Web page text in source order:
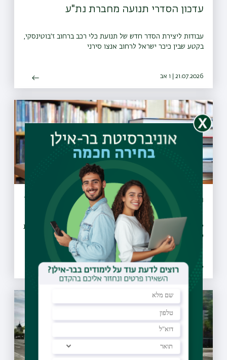
עדכון הסדרי תנועה מחברת נת"ע
עבודות ליצירת הסדר חדש של תנועת כלי רכב ברחוב ז׳בוטינסקי,
בקטע שבין כיכר ישראל לרחוב אנצו סירני
21.07.2026 | ו אב
הארכת שעות הפעילות של ספריות בר-אילן
לרגל תקופת המבחנים, שש מספריות האוניברסיטה מאריכות את
שעות הפעילות שלהן
08.07.2026 | כב תמוז